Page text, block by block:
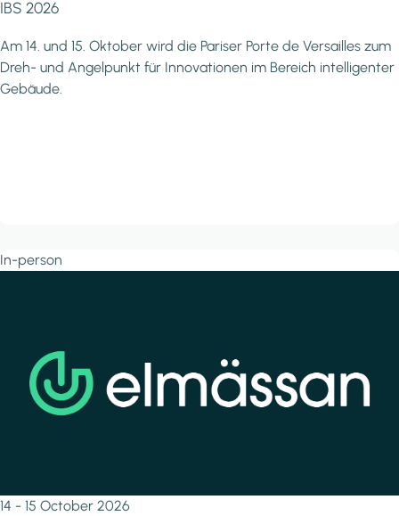
IBS 2026
Am 14. und 15. Oktober wird die Pariser Porte de Versailles zum
Dreh- und Angelpunkt für Innovationen im Bereich intelligenter
Gebäude.
In-person
14 - 15 October 2026